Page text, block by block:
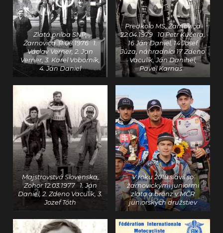
Zlatá prilba SNP,
Žarnovica 31.08.1976 1.
Václav Verner, 2. Jan
Verner, 3. Karel Voborník,
4. Ján Daniel
Predkolo MS, Žarnovica
22.04.1979 10 Petr Kučera,
16 Ján Daniel, 14 Josef
Jůza, náhradníci 17 Zdeno
Vaculík, Ján Danihel,
Pavel Karnas
Majstrovstvá Slovenska,
Zohor 12.03.1977 1. Ján
Daniel, 2. Zdeno Vaculík, 3.
Jozef Tóth
V roku 2018 slávil so
žarnovickými juniormi
zlato a bronz v MČR
juniorských družstiev